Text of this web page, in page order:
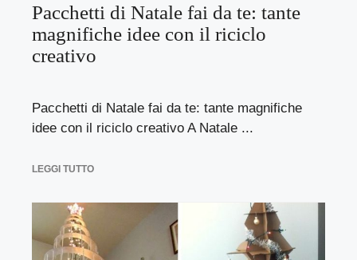
Pacchetti di Natale fai da te: tante
magnifiche idee con il riciclo
creativo
Pacchetti di Natale fai da te: tante magnifiche
idee con il riciclo creativo A Natale ...
LEGGI TUTTO